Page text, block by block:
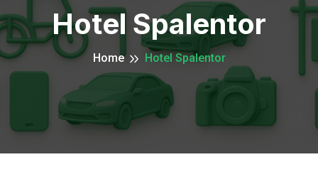
Hotel Spalentor
Home Hotel Spalentor